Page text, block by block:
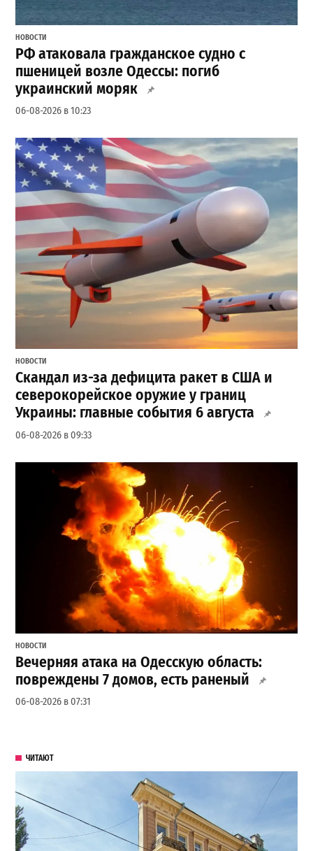
НОВОСТИ
РФ атаковала гражданское судно с
пшеницей возле Одессы: погиб
украинский моряк
06-08-2026 в 10:23
НОВОСТИ
Скандал из-за дефицита ракет в США и
северокорейское оружие у границ
Украины: главные события 6 августа
06-08-2026 в 09:33
НОВОСТИ
Вечерняя атака на Одесскую область:
повреждены 7 домов, есть раненый
06-08-2026 в 07:31
ЧИТАЮТ